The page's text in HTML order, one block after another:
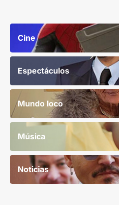
Cine
Espectáculos
Mundo loco
Música
Noticias